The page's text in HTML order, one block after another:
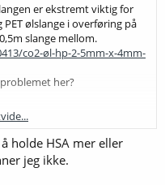
er ekstremt viktig for
ølslange i overføring på
slange mellom.
co2-øl-hp-2-5mm-x-4mm-
her?
ytters få som bruker
fall være i overføring fra
noen ppm 02 ved
i allrounderen min,
holde HSA mer eller
jeg ikke.